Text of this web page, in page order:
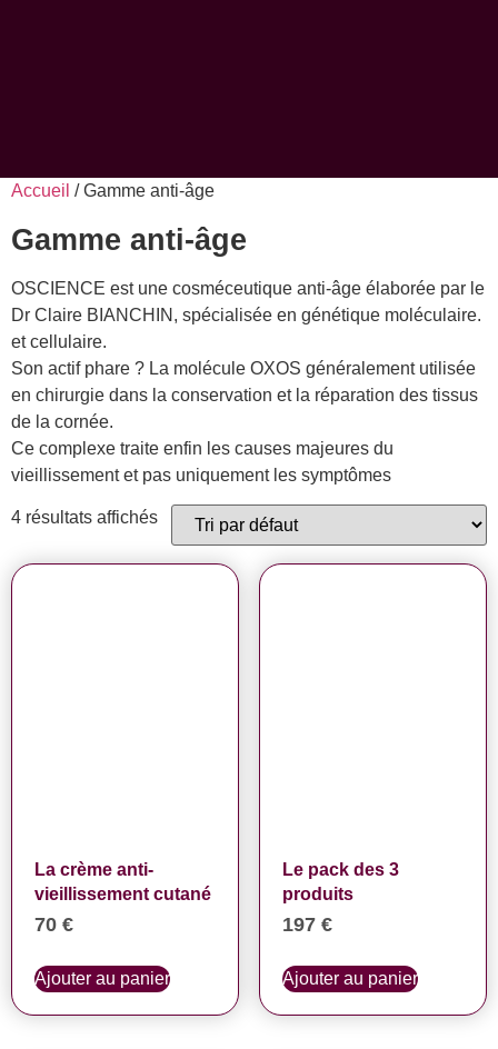
Accueil / Gamme anti-âge
Gamme anti-âge
OSCIENCE est une cosméceutique anti-âge élaborée par le
Dr Claire BIANCHIN, spécialisée en génétique moléculaire.
et cellulaire.
Son actif phare ? La molécule OXOS généralement utilisée
en chirurgie dans la conservation et la réparation des tissus
de la cornée.
Ce complexe traite enfin les causes majeures du
vieillissement et pas uniquement les symptômes
4 résultats affichés
La crème anti-
vieillissement cutané
70 €
Ajouter au panier
Le pack des 3
produits
197 €
Ajouter au panier